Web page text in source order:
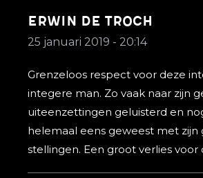
erwin de troch
25 januari 2019 - 20:14
Grenzeloos respect voor deze
integere man. Zo vaak naar zijn
uiteenzettingen geluisterd en
helemaal eens geweest met zijn
stellingen. Een groot verlies voor